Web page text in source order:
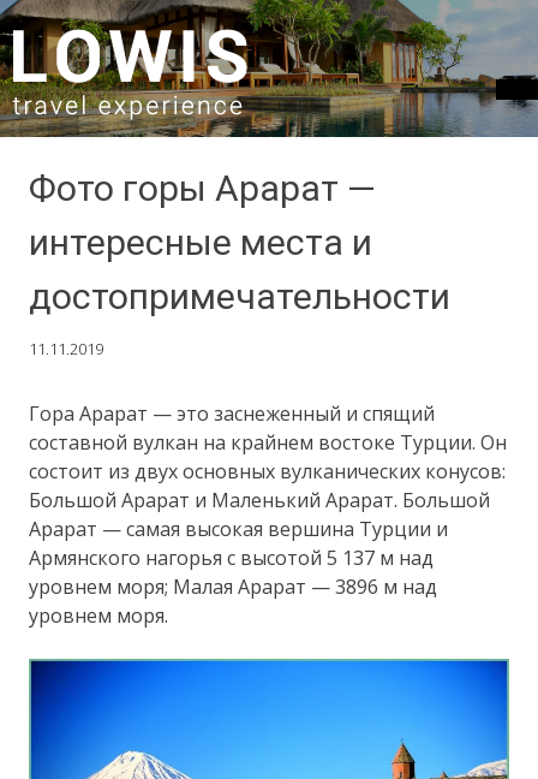
SKIP TO CONTENT
Фото горы Арарат —
интересные места и
достопримечательности
11.11.2019
Гора Арарат — это заснеженный и спящий
составной вулкан на крайнем востоке Турции. Он
состоит из двух основных вулканических конусов:
Большой Арарат и Маленький Арарат. Большой
Арарат — самая высокая вершина Турции и
Армянского нагорья с высотой 5 137 м над
уровнем моря; Малая Арарат — 3896 м над
уровнем моря.